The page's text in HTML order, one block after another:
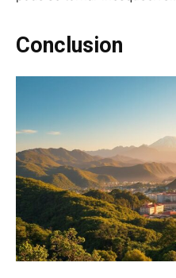
Conclusion